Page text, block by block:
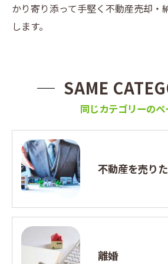
かり寄り添って手堅く不動産売却・
します。
同じカテゴリーのペ
SAME
不動産を売り
離婚